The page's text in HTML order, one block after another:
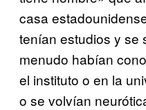
casa
tenían estudios y se
menudo habían
el instituto o en la
o se volvían